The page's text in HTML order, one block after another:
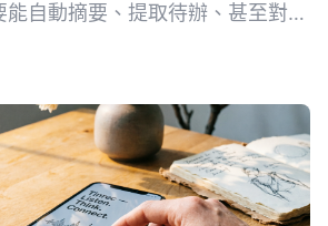
自動摘要、提取待辦、甚至對話
、平台支援與價格完整比較，幫
選擇。